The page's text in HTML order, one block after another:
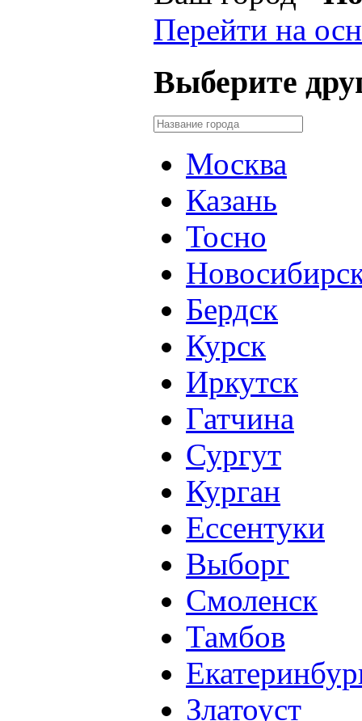
Перейти на
Выберите
Москва
Казань
Тосно
Бердск
Курск
Иркутск
Гатчина
Сургут
Курган
Ессентуки
Выборг
Смоленск
Тамбов
Златоуст